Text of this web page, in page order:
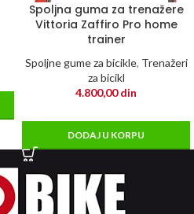
Spoljna guma za trenažere
Vittoria Zaffiro Pro home
trainer
Spoljne gume za bicikle, Trenažeri
za bicikl
4.800,00din
DODAJ U KORPU